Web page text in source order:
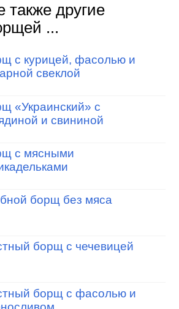
также другие
...
с курицей, фасолью и
свеклой
«Украинский» с
и свининой
с мясными
борщ без мяса
борщ с чечевицей
борщ с фасолью и